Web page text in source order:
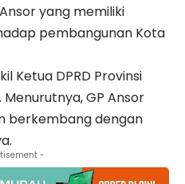
yang memiliki
pembangunan Kota
Ketua DPRD Provinsi
Menurutnya, GP Ansor
berkembang dengan
-